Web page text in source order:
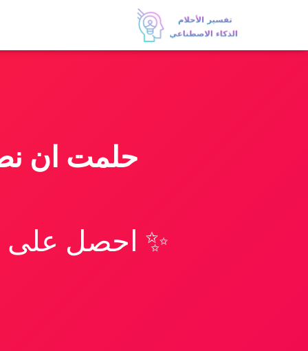
حلمت ان
✨ احصل على